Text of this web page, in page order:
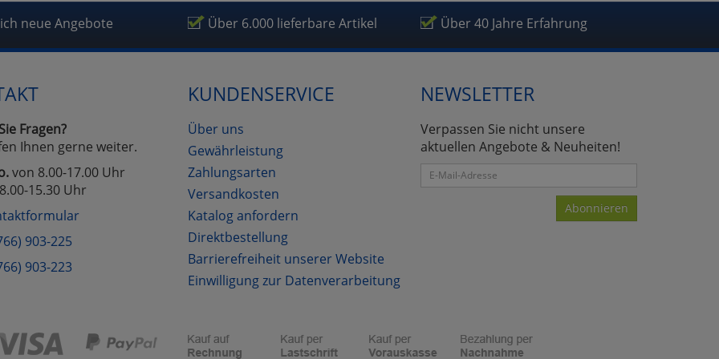
neue Angebote Über 6.000 lieferbare Artikel Über 40 Jahre Erfahrung
Fragen?
Ihnen gerne weiter.
von 8.00-17.00 Uhr
15.30 Uhr
903-225
903-223
KUNDENSERVICE
Über uns
Gewährleistung
Zahlungsarten
Versandkosten
Katalog anfordern
Direktbestellung
Barrierefreiheit unserer Website
Einwilligung zur Datenverarbeitung
NEWSLETTER
Verpassen Sie nicht unsere
aktuellen Angebote & Neuheiten!
Abonnieren
zurückzu Haupptseite Zustimmung Datenverarbeitung (Seitenende)